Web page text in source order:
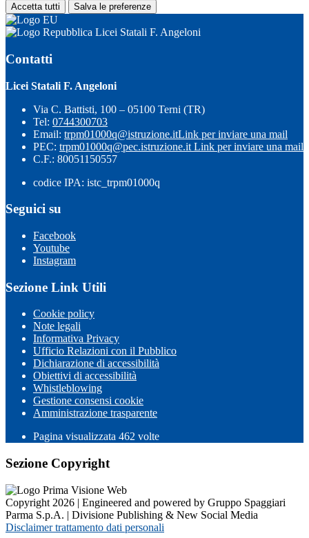
Accetta tutti Salva le preferenze
Licei Statali F. Angeloni
Contatti
Licei Statali F. Angeloni
Via C. Battisti, 100 – 05100 Terni (TR)
Tel: 0744300703
Email: trpm01000q@istruzione.itLink per inviare una mail
PEC: trpm01000q@pec.istruzione.it Link per inviare una mail
C.F.: 80051150557
codice IPA: istc_trpm01000q
Seguici su
Facebook
Youtube
Instagram
Sezione Link Utili
Cookie policy
Note legali
Informativa Privacy
Ufficio Relazioni con il Pubblico
Dichiarazione di accessibilità
Obiettivi di accessibilità
Whistleblowing
Gestione consensi cookie
Amministrazione trasparente
Pagina visualizzata 462 volte
Sezione Copyright
Copyright 2026 | Engineered and powered by Gruppo Spaggiari
Parma S.p.A. | Divisione Publishing & New Social Media
Disclaimer trattamento dati personali